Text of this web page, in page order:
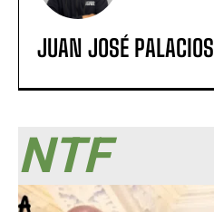
JUAN JOSÉ PALACIOS
NTF